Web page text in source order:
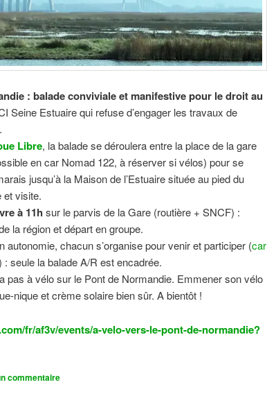
: balade conviviale et manifestivepour le droit au
Seine Estuaire qui refuse d’engager les travaux de
Libre, la balade se déroulera entre la place de la gare
en car Nomad 122, à réserver si vélos) pour se
jusqu’à la Maison de l’Estuaire située au pied du
et visite.
à 11h sur le parvis de la Gare (routière + SNCF) :
la région et départ en groupe.
autonomie, chacun s’organise pour venir et participer (car
: seule la balade A/R est encadrée.
pas à vélo sur le Pont de Normandie. Emmener son vélo
nique et crème solaire bien sûr. A bientôt !
fr/af3v/events/a-velo-vers-le-pont-de-normandie?
commentaire